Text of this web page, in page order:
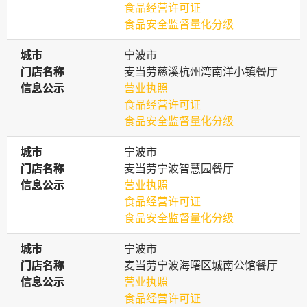
食品经营许可证
食品安全监督量化分级
城市
城市
宁波市
门店名称
门店名称
麦当劳慈溪杭州湾南洋小镇餐厅
信息公示
信息公示
营业执照
食品经营许可证
食品安全监督量化分级
城市
城市
宁波市
门店名称
门店名称
麦当劳宁波智慧园餐厅
信息公示
信息公示
营业执照
食品经营许可证
食品安全监督量化分级
城市
城市
宁波市
门店名称
门店名称
麦当劳宁波海曙区城南公馆餐厅
信息公示
信息公示
营业执照
食品经营许可证